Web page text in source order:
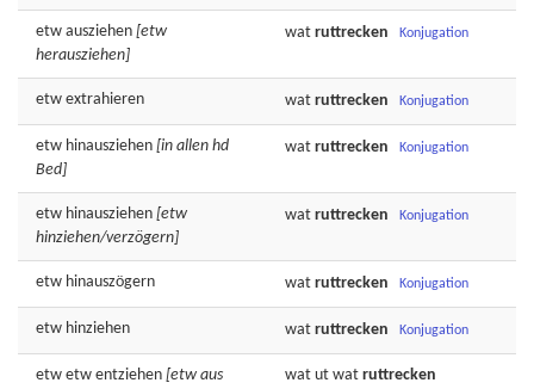
etw ausziehen [etw
herausziehen]
wat ruttrecken Konjugation
etw extrahieren wat ruttrecken Konjugation
etw hinausziehen [in allen hd
Bed]
wat ruttrecken Konjugation
etw hinausziehen [etw
hinziehen/verzögern]
wat ruttrecken Konjugation
etw hinauszögern wat ruttrecken Konjugation
etw hinziehen wat ruttrecken Konjugation
etw etw entziehen [etw aus
wat ut wat ruttrecken